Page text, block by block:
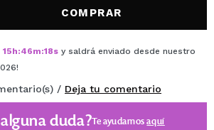
COMPRAR
15h:46m:18s y saldrá enviado desde nuestro
!
/ Deja tu comentario
duda?Te ayudamosaquí